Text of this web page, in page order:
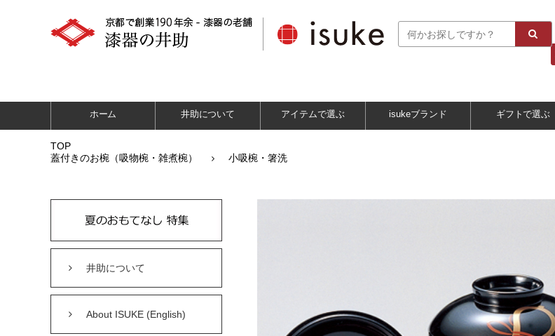
ホーム 井助について アイテムで選ぶ isukeブランド ギフトで選ぶ
TOP
蓋付きのお椀（吸物椀・雑煮椀）
小吸椀・箸洗
井助について
About ISUKE (English)